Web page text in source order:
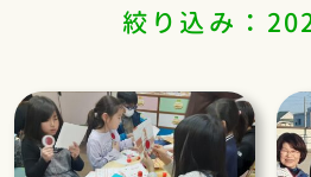
絞り込み：